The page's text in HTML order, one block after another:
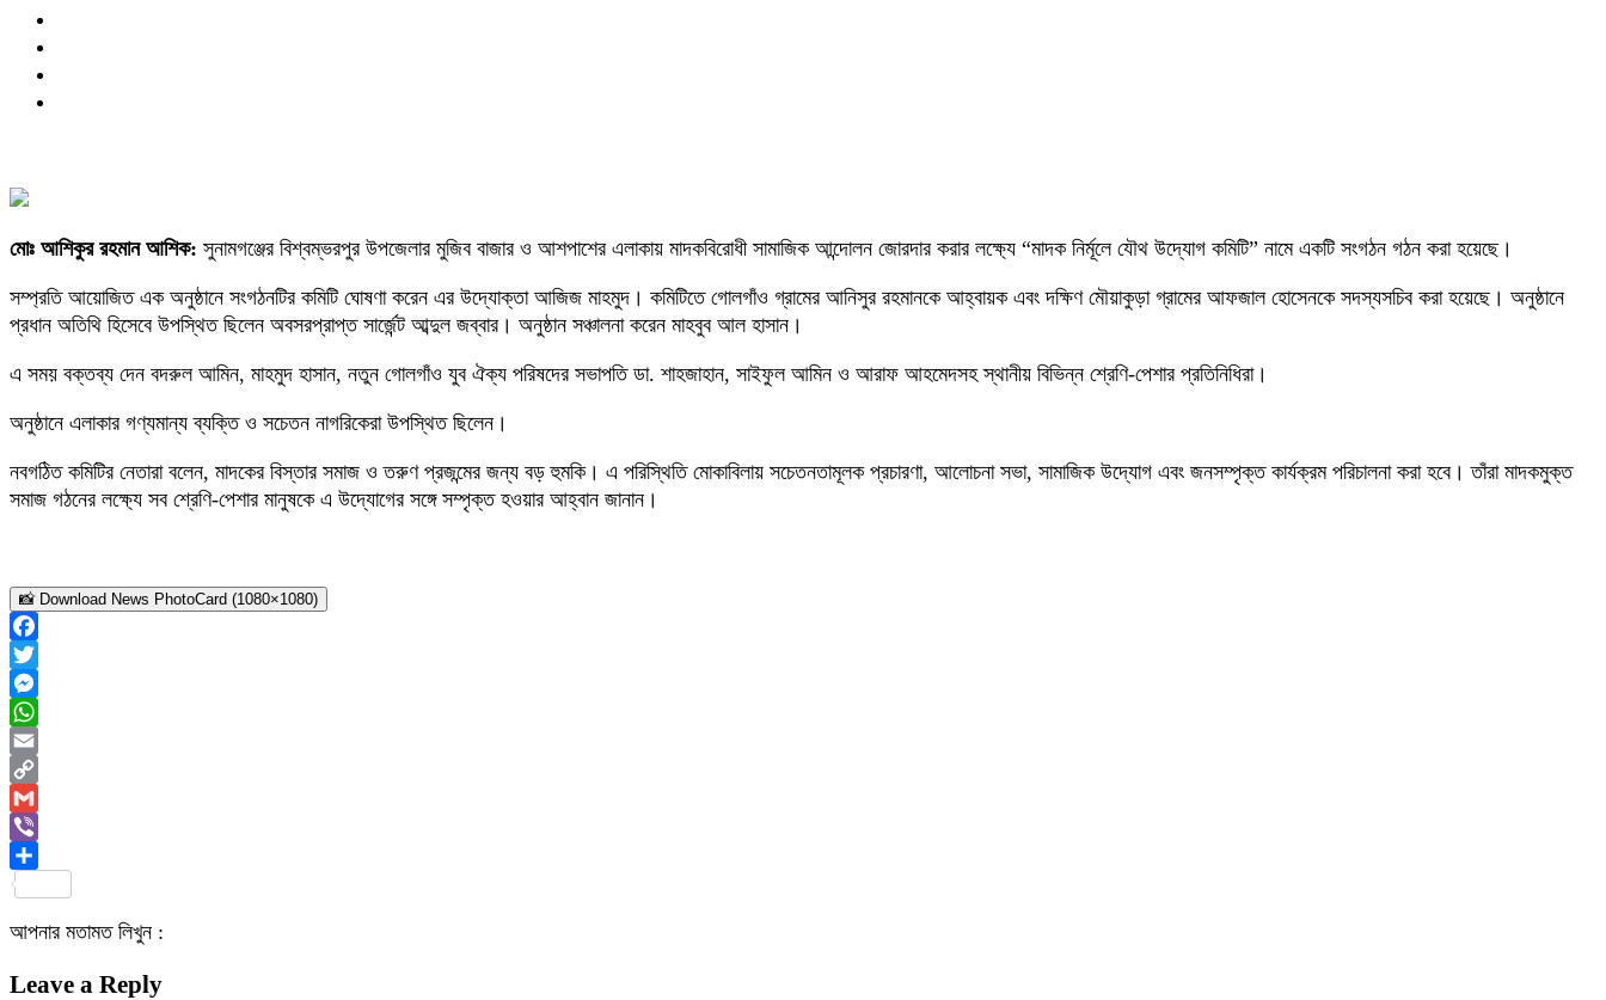
মোঃ আশিকুর রহমান আশিক: সুনামগঞ্জের বিশ্বম্ভরপুর উপজেলার মুজিব বাজার ও আশপাশের এলাকায় মাদকবিরোধী সামাজিক আন্দোলন জোরদার করার লক্ষ্যে “মাদক নির্মূলে যৌথ উদ্যোগ কমিটি” নামে একটি সংগঠন গঠন করা হয়েছে।
সম্প্রতি আয়োজিত এক অনুষ্ঠানে সংগঠনটির কমিটি ঘোষণা করেন এর উদ্যোক্তা আজিজ মাহমুদ। কমিটিতে গোলগাঁও গ্রামের আনিসুর রহমানকে আহ্বায়ক এবং দক্ষিণ মৌয়াকুড়া গ্রামের আফজাল হোসেনকে সদস্যসচিব করা হয়েছে। অনুষ্ঠানে
প্রধান অতিথি হিসেবে উপস্থিত ছিলেন অবসরপ্রাপ্ত সার্জেন্ট আব্দুল জব্বার। অনুষ্ঠান সঞ্চালনা করেন মাহবুব আল হাসান।
এ সময় বক্তব্য দেন বদরুল আমিন, মাহমুদ হাসান, নতুন গোলগাঁও যুব ঐক্য পরিষদের সভাপতি ডা. শাহজাহান, সাইফুল আমিন ও আরাফ আহমেদসহ স্থানীয় বিভিন্ন শ্রেণি-পেশার প্রতিনিধিরা।
অনুষ্ঠানে এলাকার গণ্যমান্য ব্যক্তি ও সচেতন নাগরিকেরা উপস্থিত ছিলেন।
নবগঠিত কমিটির নেতারা বলেন, মাদকের বিস্তার সমাজ ও তরুণ প্রজন্মের জন্য বড় হুমকি। এ পরিস্থিতি মোকাবিলায় সচেতনতামূলক প্রচারণা, আলোচনা সভা, সামাজিক উদ্যোগ এবং জনসম্পৃক্ত কার্যক্রম পরিচালনা করা হবে। তাঁরা মাদকমুক্ত
সমাজ গঠনের লক্ষ্যে সব শ্রেণি-পেশার মানুষকে এ উদ্যোগের সঙ্গে সম্পৃক্ত হওয়ার আহ্বান জানান।
📸 Download News PhotoCard (1080×1080)
Facebook
Twitter
Messenger
WhatsApp
Email
Copy
Link
Gmail
Viber
আপনার মতামত লিখুন :
Leave a Reply